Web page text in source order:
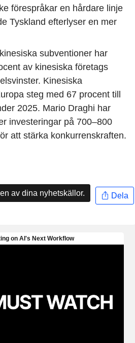
förespråkar en hårdare linje
Tyskland efterlyser en mer
subventioner har
av kinesiska företags
Kinesiska
steg med 67 procent till
2025. Mario Draghi har
investeringar på 700–800
att stärka konkurrenskraften.
av dina nyhetskällor. Dela